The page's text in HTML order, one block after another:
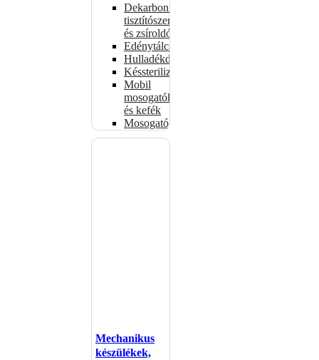
Dekarbonizáló
tisztítószerek
és zsíroldók
Edénytálcák
Hulladékdarálók
Késsterilizátorok
Mobil
mosogatók
és kefék
Mosogatógépkosarak
Mechanikus
készülékek,